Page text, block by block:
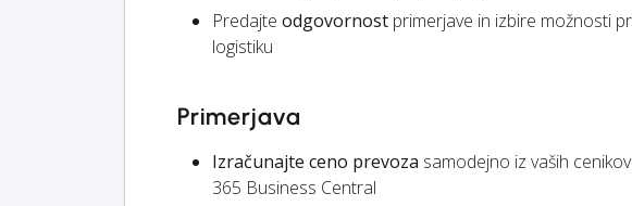
Predajte odgovornost primerjave in izbire možnosti
logistiku
Primerjava
Izračunajte ceno prevoza samodejno iz vaših
365 Business Central